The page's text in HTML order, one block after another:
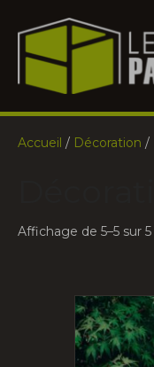
Accueil / Décoration /
Affichage de 5–5 sur